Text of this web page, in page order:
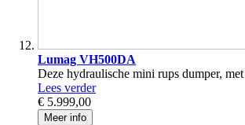
Lumag VH500DA
Deze hydraulische mini rups dumper,
Lees verder
€ 5.999,00
Meer info